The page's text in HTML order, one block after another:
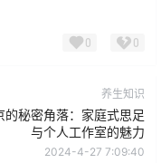
0 0
养生知识
的秘密角落：家庭式思足
与个人工作室的魅力
2024-4-27 7:09:40